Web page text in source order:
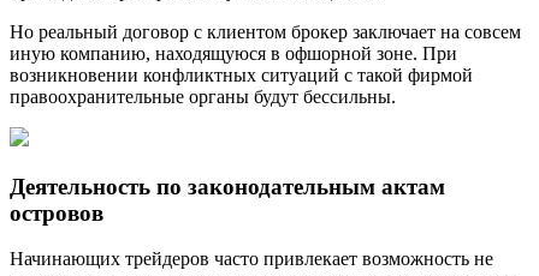
Но реальный договор с клиентом брокер заключает на совсем
иную компанию, находящуюся в офшорной зоне. При
возникновении конфликтных ситуаций с такой фирмой
правоохранительные органы будут бессильны.
Деятельность по законодательным актам
островов
Начинающих трейдеров часто привлекает возможность не